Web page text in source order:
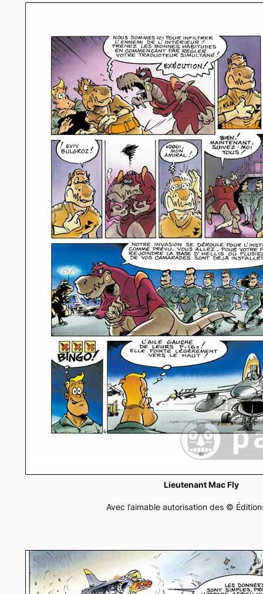
Lieutenant Mac Fly
Avec l’aimable autorisation des ©